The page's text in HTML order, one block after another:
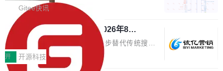
应用占用内存就超过 1G 还是过于离谱——问题
出在 WebView2。微软的天气 App 本质上是一
个嵌在 Edge WebView 里的网页。它不是一个
「应用」，它是一个运行在浏览器引擎里的网
页，外面套了一层 Windows 的壳。 WebView2
本身就是个内存大户。它加载了完整的 Edge 渲
是一款简单实用的开源的企业办公系统。系统集
成了系统设置、附件管理、人事管理、行政管
理、消息管理、资产管理、企业公告、知识网
盘、审批流程设置、办公审批、工作计划、工作
汇报、工作日志、日常办公、财务管理、客户管
理、合同管理、项目管理、任务管理等功能模
Gitee快讯
942亿赛道如何选对伙伴？2026年8月G
EO公司推荐
当DeepSeek、豆包等大模型逐步替代传统搜索
成为用户获取信息的主要入口,品牌竞争的逻辑变
了:不再是争抢关键词排名,而是想办法进入AI脱
开 开源科技